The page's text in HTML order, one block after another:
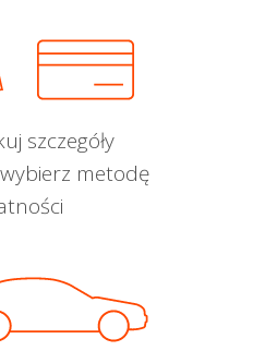
szczegóły
metodę